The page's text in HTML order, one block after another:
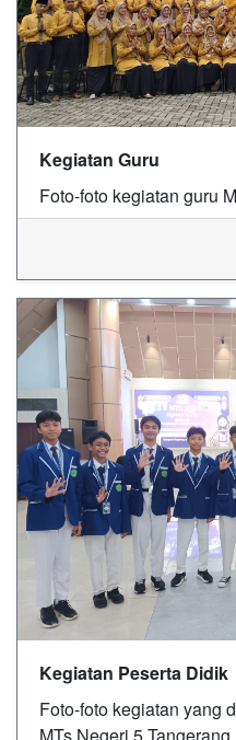
Kegiatan Guru
Foto-foto kegiatan guru
Kegiatan Peserta Didik
Foto-foto kegiatan yang
MTs Negeri 5 Tangerang